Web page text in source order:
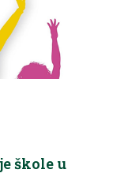
škole u